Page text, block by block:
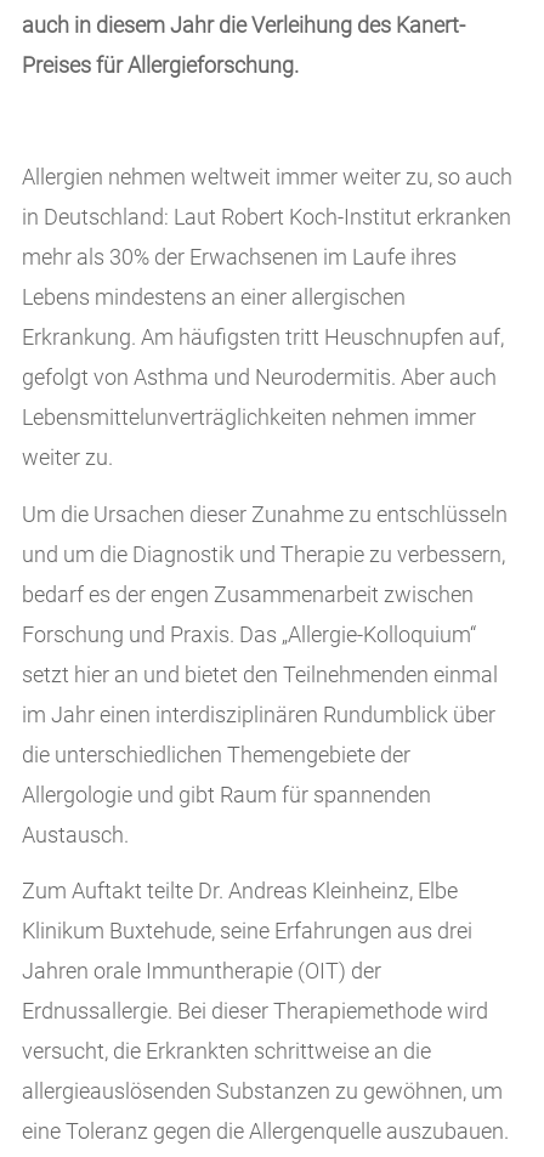
auch in diesem Jahr die Verleihung des Kanert-
Preises für Allergieforschung.
Allergien nehmen weltweit immer weiter zu, so auch
in Deutschland: Laut Robert Koch-Institut erkranken
mehr als 30% der Erwachsenen im Laufe ihres
Lebens mindestens an einer allergischen
Erkrankung. Am häufigsten tritt Heuschnupfen auf,
gefolgt von Asthma und Neurodermitis. Aber auch
Lebensmittelunverträglichkeiten nehmen immer
weiter zu.
Um die Ursachen dieser Zunahme zu entschlüsseln
und um die Diagnostik und Therapie zu verbessern,
bedarf es der engen Zusammenarbeit zwischen
Forschung und Praxis. Das „Allergie-Kolloquium“
setzt hier an und bietet den Teilnehmenden einmal
im Jahr einen interdisziplinären Rundumblick über
die unterschiedlichen Themengebiete der
Allergologie und gibt Raum für spannenden
Austausch.
Zum Auftakt teilte Dr. Andreas Kleinheinz, Elbe
Klinikum Buxtehude, seine Erfahrungen aus drei
Jahren orale Immuntherapie (OIT) der
Erdnussallergie. Bei dieser Therapiemethode wird
versucht, die Erkrankten schrittweise an die
allergieauslösenden Substanzen zu gewöhnen, um
eine Toleranz gegen die Allergenquelle auszubauen.